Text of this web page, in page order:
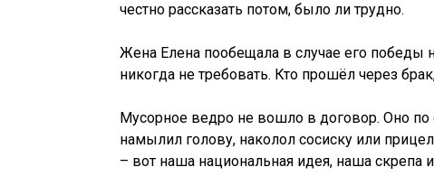
честно рассказать потом, было ли трудно.
Жена Елена пообещала в случае его победы
никогда не требовать. Кто прошёл через
Мусорное ведро не вошло в договор. Оно по
намылил голову, наколол сосиску или
– вот наша национальная идея, наша скрепа и